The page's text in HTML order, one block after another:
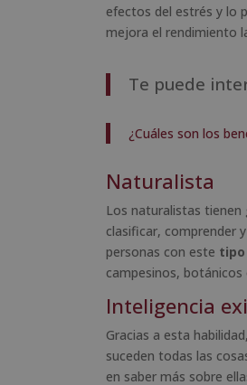
efectos del estrés y lo
mejora el rendimiento
Te puede
¿Cuáles son los
Naturalista
Los naturalistas tienen
clasificar, comprender
personas con este
campesinos,
Inteligencia
Gracias a esta
suceden todas las
en saber más sobre